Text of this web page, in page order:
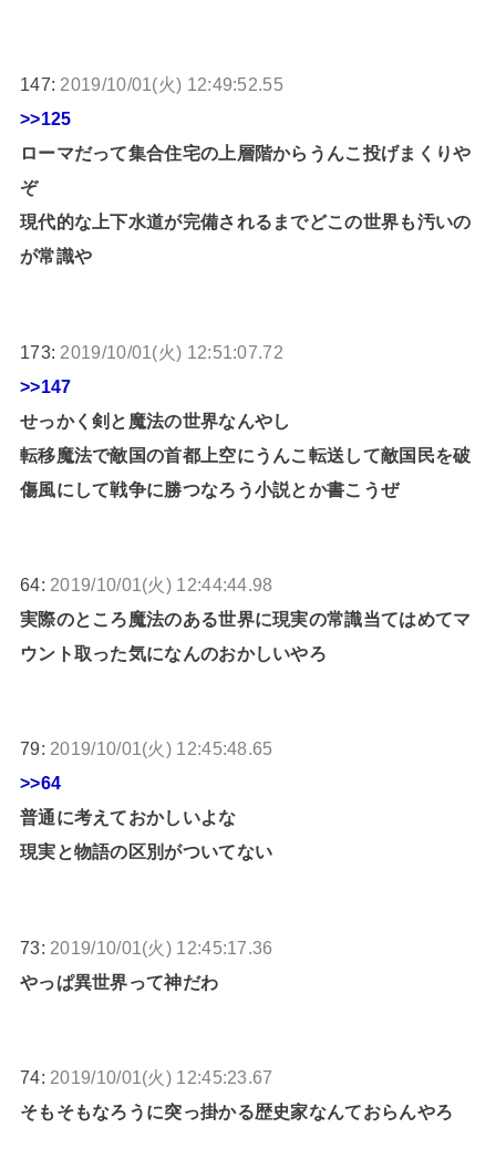
147: 2019/10/01(火) 12:49:52.55
>>125
ローマだって集合住宅の上層階からうんこ投げまくりや
ぞ
現代的な上下水道が完備されるまでどこの世界も汚いの
が常識や
173: 2019/10/01(火) 12:51:07.72
>>147
せっかく剣と魔法の世界なんやし
転移魔法で敵国の首都上空にうんこ転送して敵国民を破
傷風にして戦争に勝つなろう小説とか書こうぜ
64: 2019/10/01(火) 12:44:44.98
実際のところ魔法のある世界に現実の常識当てはめてマ
ウント取った気になんのおかしいやろ
79: 2019/10/01(火) 12:45:48.65
>>64
普通に考えておかしいよな
現実と物語の区別がついてない
73: 2019/10/01(火) 12:45:17.36
やっぱ異世界って神だわ
74: 2019/10/01(火) 12:45:23.67
そもそもなろうに突っ掛かる歴史家なんておらんやろ